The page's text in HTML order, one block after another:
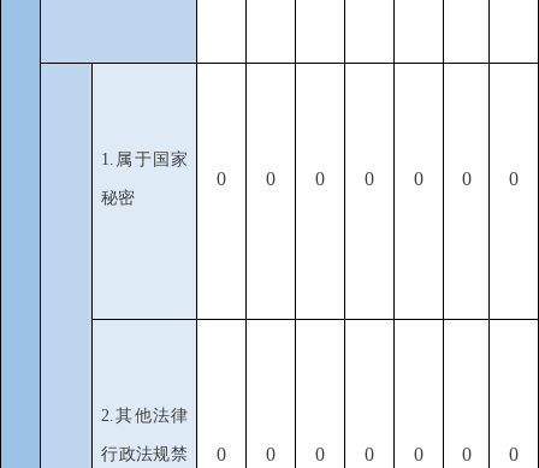
1.属于国家
秘密
0 0 0 0 0 0 0
2.其他法律
行政法规禁 0 0 0 0 0 0 0